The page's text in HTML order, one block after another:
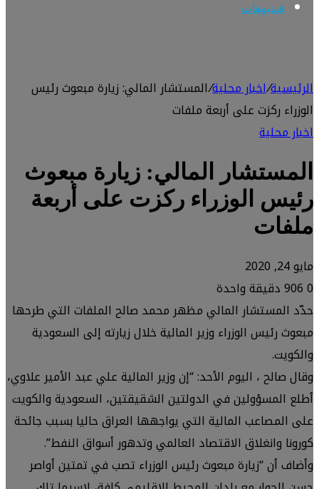
فيديوهات
الرئيسية/اخبار محلية/المستشار المالي: زيارة مبعوث رئيس
الوزراء ركزت على أربعة ملفات
اخبار محلية
المستشار المالي: زيارة مبعوث
رئيس الوزراء ركزت على أربعة
ملفات
مايو 24, 2020
0
دقيقة واحدة
حدّد المستشار المالي مظهر محمد صالح الملفات التي طرحها
مبعوث رئيس الوزراء وزير المالية خلال زيارته إلى السعودية
والكويت.
وقال صالح ، اليوم الأحد: “إن وزير المالية علي عبد الأمير علاوي،
أطلع المسؤولين في الدولتين الشقيقتين، السعودية والكويت
على المصاعب المالية التي يواجهها العراق حاليا بسبب جائحة
كورونا وانغلاق الاقتصاد العالمي وتدهور أسواق النفط”.
وأضاف أن “زيارة مبعوث رئيس الوزراء تصب في تمتين أواصر